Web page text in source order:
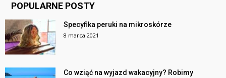
POPULARNE POSTY
Specyfika peruki na mikroskórze
8 marca 2021
Co wziąć na wyjazd wakacyjny? Robimy